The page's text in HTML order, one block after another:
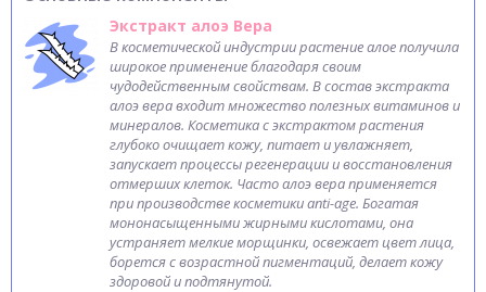
Экстракт алоэ Вера
В косметической индустрии растение алое получила
широкое применение благодаря своим
чудодейственным свойствам. В состав экстракта
алоэ вера входит множество полезных витаминов и
минералов. Косметика с экстрактом растения
глубоко очищает кожу, питает и увлажняет,
запускает процессы регенерации и восстановления
отмерших клеток. Часто алоэ вера применяется
при производстве косметики anti-age. Богатая
мононасыщенными жирными кислотами, она
устраняет мелкие морщинки, освежает цвет лица,
борется с возрастной пигментаций, делает кожу
здоровой и подтянутой.